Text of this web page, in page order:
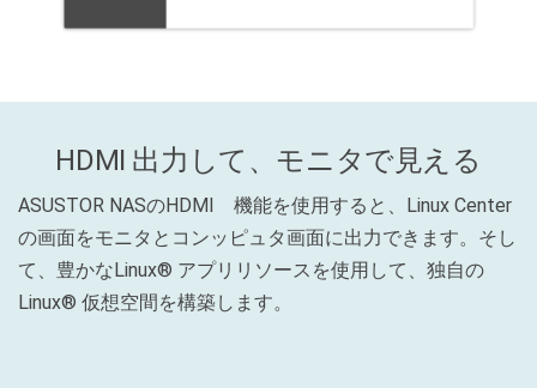
HDMI 出力して、モニタで見える
ASUSTOR NASのHDMI 機能を使用すると、Linux Center
の画面をモニタとコンッピュタ画面に出力できます。そし
て、豊かなLinux® アプリリソースを使用して、独自の
Linux® 仮想空間を構築します。